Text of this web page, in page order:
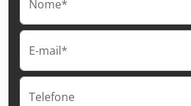
Nome*
E-mail*
Telefone